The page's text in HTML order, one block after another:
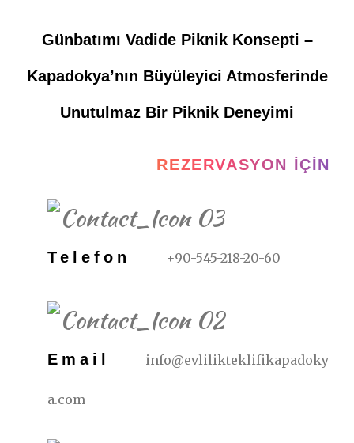
Günbatımı Vadide Piknik Konsepti –
Kapadokya’nın Büyüleyici Atmosferinde
Unutulmaz Bir Piknik Deneyimi
REZERVASYON İÇIN
Telefon +90-545-218-20-60
Email info@evlilikteklifikapadoky
a.com